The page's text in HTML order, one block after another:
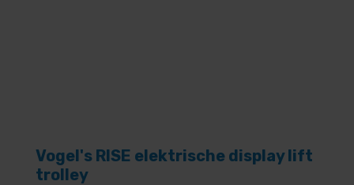
Vogel's RISE elektrische display lift
trolley